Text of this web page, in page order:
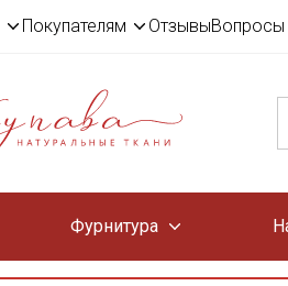
Покупателям ОтзывыВопросы
Фурнитура